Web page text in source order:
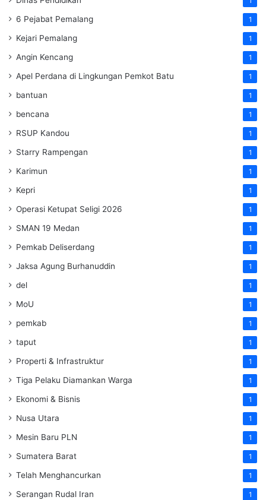
6 Pejabat Pemalang 1
Kejari Pemalang 1
Angin Kencang 1
Apel Perdana di Lingkungan Pemkot Batu 1
bantuan 1
bencana 1
RSUP Kandou 1
Starry Rampengan 1
Karimun 1
Kepri 1
Operasi Ketupat Seligi 2026 1
SMAN 19 Medan 1
Pemkab Deliserdang 1
Jaksa Agung Burhanuddin 1
del 1
MoU 1
pemkab 1
taput 1
Properti & Infrastruktur 1
Tiga Pelaku Diamankan Warga 1
Ekonomi & Bisnis 1
Nusa Utara 1
Mesin Baru PLN 1
Sumatera Barat 1
Telah Menghancurkan 1
Serangan Rudal Iran 1